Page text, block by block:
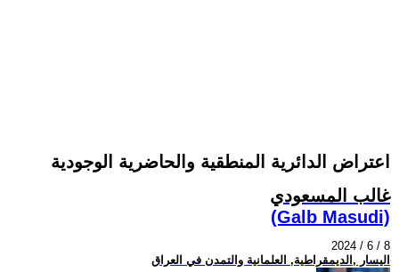
اعتراض الدائرية المنطقية والحاضرية الوجودية
غالب المسعودي
(Galb Masudi)
2024 / 6 / 8
اليسار ,الديمقراطية, العلمانية والتمدن في العراق